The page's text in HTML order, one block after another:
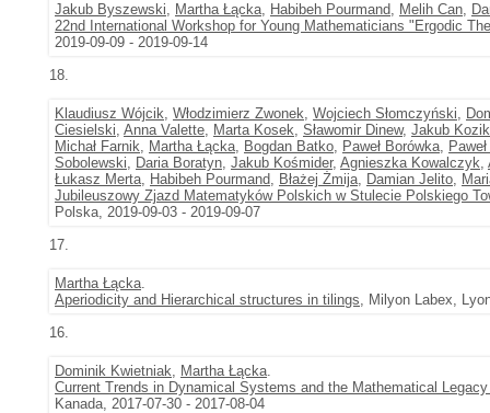
Jakub Byszewski, Martha Łącka, Habibeh Pourmand, Melih Can,
22nd International Workshop for Young Mathematicians "Ergodic
2019-09-09 - 2019-09-14
18.
Klaudiusz Wójcik, Włodzimierz Zwonek, Wojciech Słomczyński,
Ciesielski, Anna Valette, Marta Kosek, Sławomir Dinew, Jakub Kozik
Michał Farnik, Martha Łącka, Bogdan Batko, Paweł Borówka,
Sobolewski, Daria Boratyn, Jakub Kośmider, Agnieszka Kowalczyk,
Łukasz Merta, Habibeh Pourmand, Błażej Żmija, Damian Jelito,
Jubileuszowy Zjazd Matematyków Polskich w Stulecie Polskiego
Polska, 2019-09-03 - 2019-09-07
17.
Martha Łącka.
Aperiodicity and Hierarchical structures in tilings, Milyon Labex,
16.
Dominik Kwietniak, Martha Łącka.
Current Trends in Dynamical Systems and the Mathematical
Kanada, 2017-07-30 - 2017-08-04